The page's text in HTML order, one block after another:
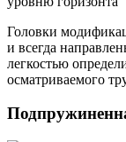
Головки
и всегда
легкостью
осматриваемого